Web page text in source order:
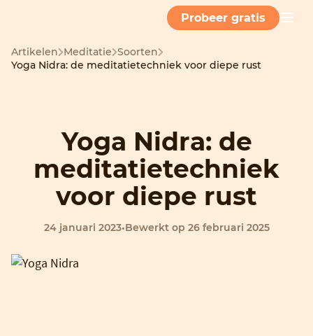
Probeer gratis
Artikelen Meditatie Soorten
Yoga Nidra: de meditatietechniek voor diepe rust
Yoga Nidra: de
meditatietechniek
voor diepe rust
24 januari 2023•Bewerkt op 26 februari 2025